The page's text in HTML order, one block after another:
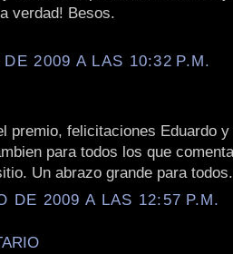
verdad! Besos.
2009 A LAS 10:32 P.M.
premio, felicitaciones Eduardo
para todos los que
Un abrazo grande para todos.
DE 2009 A LAS 12:57 P.M.